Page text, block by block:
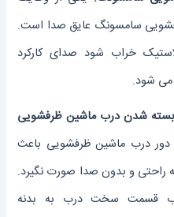
سامسونگ عایق صدا است.
خراب شود صدای کارکرد
می ‌شود.
بسته شدن درب ماشین ظرفشویی
دور درب ماشین ظرفشویی باعث
و بدون صدا صورت نگیرد.
قسمت سخت درب به بدنه